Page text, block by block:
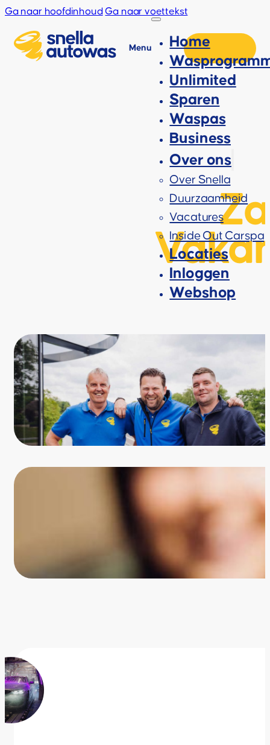
Ga naar hoofdinhoud Ga naar voettekst
Menu
Home
Unlimited
Sparen
Waspas
Business
Over ons
Over Snella
Duurzaamheid
Vacatures
Inside Out Carspa
Locaties
Inloggen
Webshop